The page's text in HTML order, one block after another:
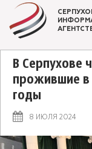
В Серпухове
прожившие в
годы
8 ИЮЛЯ 2024